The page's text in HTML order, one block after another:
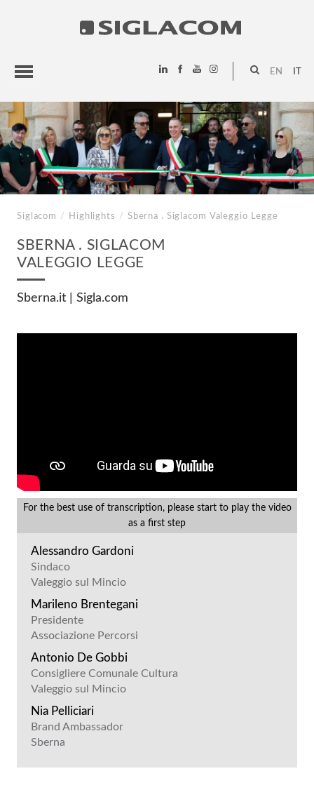
EN
HIGHLIGHTS
PROGETTI
SIGLACOM
Siglacom / Highlights / Sberna . Siglacom Valeggio Legge
SBERNA . SIGLACOM
VALEGGIO LEGGE
Sberna.it | Sigla.com
For the best use of transcription, please start to play the video
as a first step
Alessandro Gardoni
Sindaco
Valeggio sul Mincio
Marileno Brentegani
Presidente
Associazione Percorsi
Antonio De Gobbi
Consigliere Comunale Cultura
Valeggio sul Mincio
Nia Pelliciari
Brand Ambassador
Sberna